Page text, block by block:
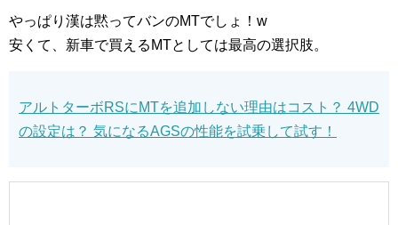
やっぱり漢は黙ってバンのMTでしょ！w
安くて、新車で買えるMTとしては最高の選択肢。
アルトターボRSにMTを追加しない理由はコスト？ 4WD
の設定は？ 気になるAGSの性能を試乗して試す！